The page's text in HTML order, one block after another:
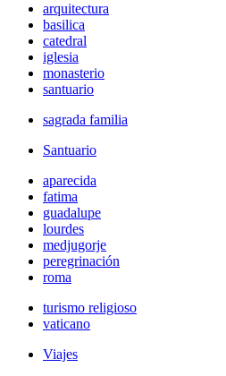
arquitectura
basilica
catedral
iglesia
monasterio
santuario
sagrada familia
Santuario
aparecida
fatima
guadalupe
lourdes
medjugorje
peregrinación
roma
turismo religioso
vaticano
Viajes